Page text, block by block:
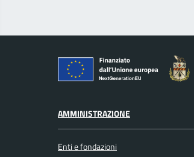
AMMINISTRAZIONE
Enti e fondazioni